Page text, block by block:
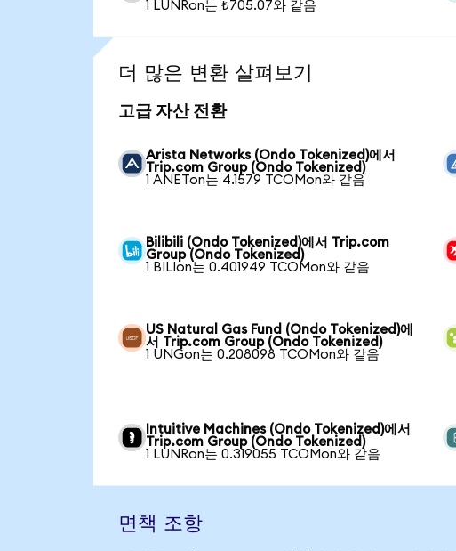
1 LUNRon는 ₺705.07와 같음
더 많은 변환 살펴보기
고급 자산 전환
Arista Networks (Ondo Tokenized)에서
Trip.com Group (Ondo Tokenized)
1 ANETon는 4.1579 TCOMon와 같음
Bilibili (Ondo Tokenized)에서 Trip.com
Group (Ondo Tokenized)
1 BILIon는 0.401949 TCOMon와 같음
US Natural Gas Fund (Ondo Tokenized)에
서 Trip.com Group (Ondo Tokenized)
1 UNGon는 0.208098 TCOMon와 같음
Intuitive Machines (Ondo Tokenized)에서
Trip.com Group (Ondo Tokenized)
1 LUNRon는 0.319055 TCOMon와 같음
면책 조항